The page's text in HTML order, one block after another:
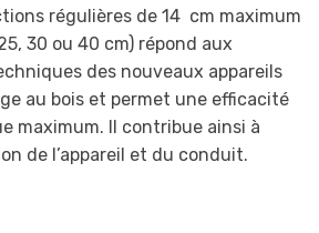
régulières de 14 cm maximum
30 ou 40 cm) répond aux
des nouveaux appareils
au bois et permet une efficacité
maximum. Il contribue ainsi à
de l’appareil et du conduit.